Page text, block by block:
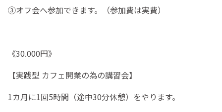
③オフ会へ参加できます。
（参加費は実費）
《30.000円》
【実践型 カフェ開業の為の講習会】
1カ月に1回5時間（途中30分休憩）をやります。